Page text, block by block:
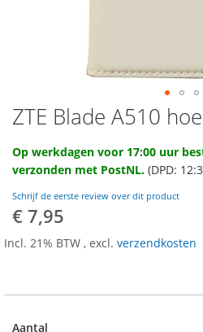
Ga
naar
het
begin
van
de
afbeeldingen-
gallerij
ZTE Blade A510
Op werkdagen voor 17:00 uur
verzonden met PostNL. (DPD:
Schrijf de eerste review over dit product
€ 7,95
Incl. 21% BTW , excl. verzendkosten
Aantal